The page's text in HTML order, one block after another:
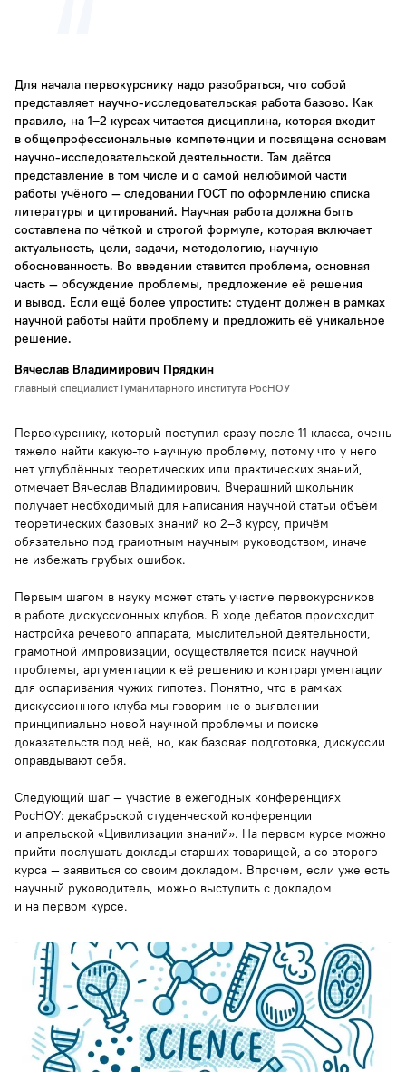
Иван Романович Геккер — потомок Леонарда Эйлера
в восьмом колене. В 1983 году стал научным
секретарем Эйлеровского комитета АН СССР,
занимался организацией юбилейных торжеств
в Москве, Ленинграде, Берлине и Швейцарии.
Скончался 7 мая 1989 года, не успев защитить
докторскую диссертацию по физике плазмы
«Аномальное поглощение электромагнитных волн
в плазме».
Для начала первокурснику надо разобраться, что собой
представляет научно-исследовательская работа базово. Как
правило, на 1‒2 курсах читается дисциплина, которая входит
в общепрофессиональные компетенции и посвящена основам
научно-исследовательской деятельности. Там даётся
представление в том числе и о самой нелюбимой части
работы учёного — следовании ГОСТ по оформлению списка
литературы и цитирований. Научная работа должна быть
составлена по чёткой и строгой формуле, которая включает
актуальность, цели, задачи, методологию, научную
обоснованность. Во введении ставится проблема, основная
часть — обсуждение проблемы, предложение её решения
и вывод. Если ещё более упростить: студент должен в рамках
научной работы найти проблему и предложить её уникальное
решение.
Вячеслав Владимирович Прядкин
главный специалист Гуманитарного института РосНОУ
Первокурснику, который поступил сразу после 11 класса, очень
тяжело найти какую-то научную проблему, потому что у него
нет углублённых теоретических или практических знаний,
отмечает Вячеслав Владимирович. Вчерашний школьник
получает необходимый для написания научной статьи объём
теоретических базовых знаний ко 2–3 курсу, причём
обязательно под грамотным научным руководством, иначе
не избежать грубых ошибок.
Первым шагом в науку может стать участие первокурсников
в работе дискуссионных клубов. В ходе дебатов происходит
настройка речевого аппарата, мыслительной деятельности,
грамотной импровизации, осуществляется поиск научной
проблемы, аргументации к её решению и контраргументации
для оспаривания чужих гипотез. Понятно, что в рамках
дискуссионного клуба мы говорим не о выявлении
принципиально новой научной проблемы и поиске
доказательств под неё, но, как базовая подготовка, дискуссии
оправдывают себя.
Следующий шаг — участие в ежегодных конференциях
РосНОУ: декабрьской студенческой конференции
и апрельской «Цивилизации знаний». На первом курсе можно
прийти послушать доклады старших товарищей, а со второго
курса — заявиться со своим докладом. Впрочем, если уже есть
научный руководитель, можно выступить с докладом
и на первом курсе.